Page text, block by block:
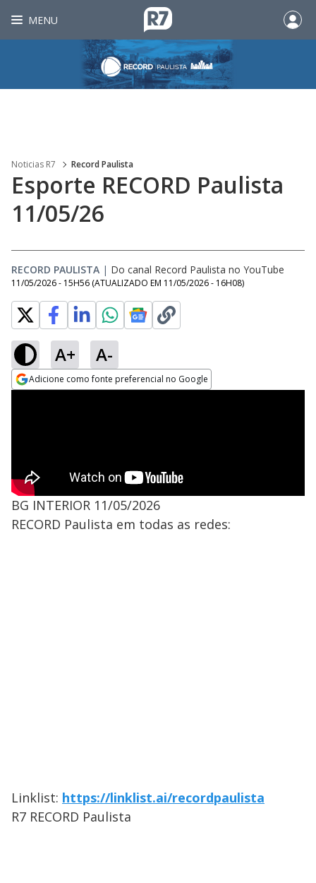
MENU
Noticias R7 Record Paulista
Esporte RECORD Paulista
11/05/26
RECORD PAULISTA | Do canal Record Paulista no YouTube
11/05/2026 - 15H56 (ATUALIZADO EM 11/05/2026 - 16H08)
A+ A-
Adicione como fonte preferencial no Google
BG INTERIOR 11/05/2026
RECORD Paulista em todas as redes:
Linklist: https://linklist.ai/recordpaulista
R7 RECORD Paulista